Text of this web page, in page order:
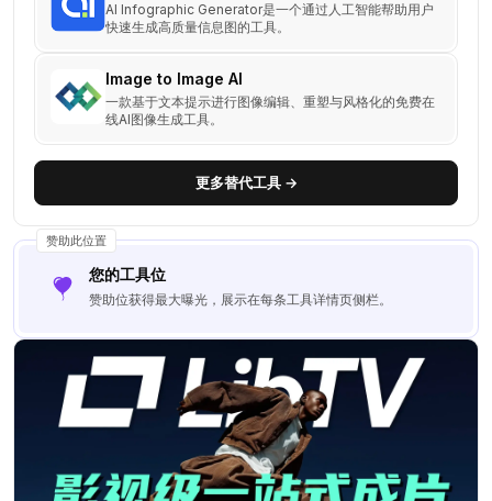
AI Infographic Generator是一个通过人工智能帮助用户
快速生成高质量信息图的工具。
Image to Image AI
一款基于文本提示进行图像编辑、重塑与风格化的免费在
线AI图像生成工具。
更多替代工具 →
赞助此位置
您的工具位
赞助位获得最大曝光，展示在每条工具详情页侧栏。